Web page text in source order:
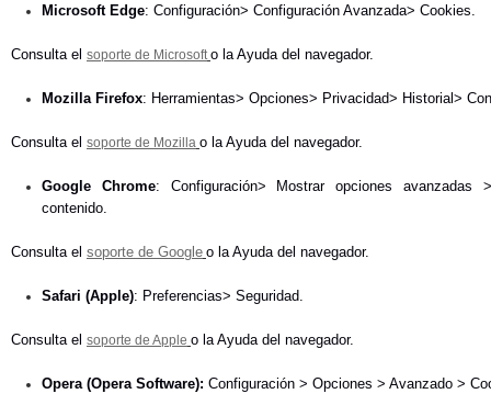
Microsoft Edge: Configuración> Configuración Avanzada> Cookies.
Consulta el soporte de Microsoft o la Ayuda del navegador.
Mozilla Firefox: Herramientas> Opciones> Privacidad> Historial>
Consulta el soporte de Mozilla o la Ayuda del navegador.
Google Chrome: Configuración> Mostrar opciones avanzadas
contenido.
Consulta el soporte de Google o la Ayuda del navegador.
Safari (Apple): Preferencias> Seguridad.
Consulta el soporte de Apple o la Ayuda del navegador.
Opera (Opera Software):Configuración > Opciones > Avanzado >